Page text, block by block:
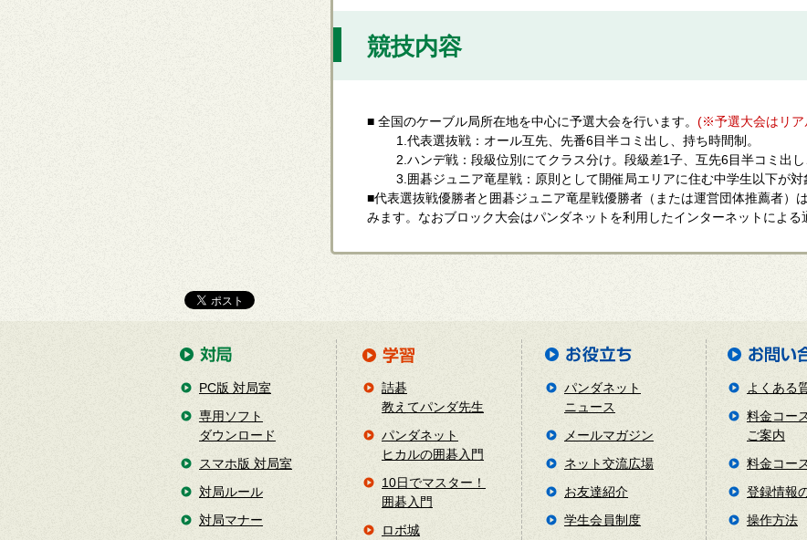
競技内容
■ 全国のケーブル局所在地を中心に予選大会を行います。 (※予選大会はリア
1.代表選抜戦：オール互先、先番6目半コミ出し、持ち時間制。
2.ハンデ戦：段級位別にてクラス分け。段級差1子、互先6目半コミ出し
3.囲碁ジュニア竜星戦：原則として開催局エリアに住む中学生以下が対
■代表選抜戦優勝者と囲碁ジュニア竜星戦優勝者（または運営団体推薦者）
みます。なおブロック大会はパンダネットを利用したインターネットによる
PC版 対局室
専用ソフト
ダウンロード
スマホ版 対局室
対局ルール
対局マナー
詰碁
教えてパンダ先生
パンダネット
ヒカルの囲碁入門
10日でマスター！
囲碁入門
ロボ城
パンダネット
ニュース
メールマガジン
ネット交流広場
お友達紹介
学生会員制度
よくある
料金コー
ご案内
料金コー
登録情報
操作方法